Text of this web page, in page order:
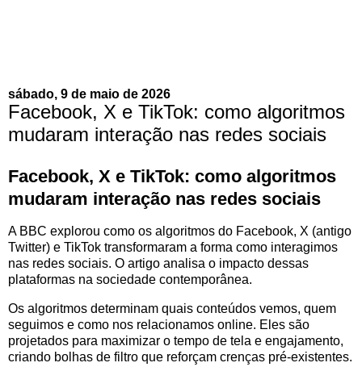
sábado, 9 de maio de 2026
Facebook, X e TikTok: como algoritmos
mudaram interação nas redes sociais
Facebook, X e TikTok: como algoritmos
mudaram interação nas redes sociais
A BBC explorou como os algoritmos do Facebook, X (antigo
Twitter) e TikTok transformaram a forma como interagimos
nas redes sociais. O artigo analisa o impacto dessas
plataformas na sociedade contemporânea.
Os algoritmos determinam quais conteúdos vemos, quem
seguimos e como nos relacionamos online. Eles são
projetados para maximizar o tempo de tela e engajamento,
criando bolhas de filtro que reforçam crenças pré-existentes.